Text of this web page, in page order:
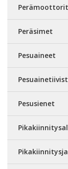
Peräsimet
Pesuaineet
Pesusienet